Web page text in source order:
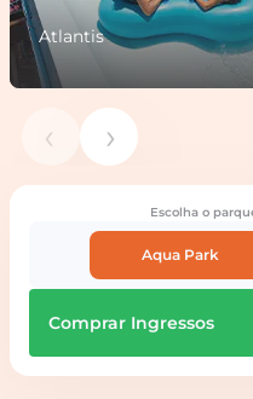
Atlantis
‹ ›
Escolha o
Aqua Park
Comprar Ingressos